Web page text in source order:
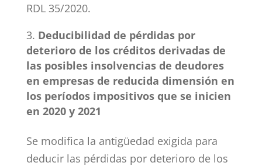
RDL 35/2020.
Deducibilidad de pérdidas por
deterioro de los créditos derivadas de
las posibles insolvencias de deudores
en empresas de reducida dimensión en
los períodos impositivos que se inicien
en 2020 y 2021
Se modifica la antigüedad exigida para
deducir las pérdidas por deterioro de los